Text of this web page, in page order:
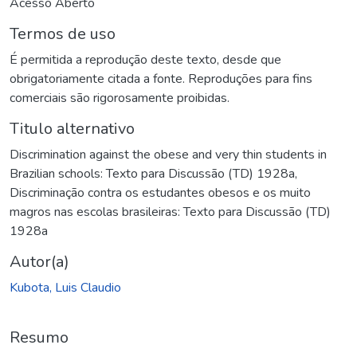
Termos de uso
É permitida a reprodução deste texto, desde que
obrigatoriamente citada a fonte. Reproduções para fins
comerciais são rigorosamente proibidas.
Titulo alternativo
Discrimination against the obese and very thin students in
Brazilian schools: Texto para Discussão (TD) 1928a,
Discriminação contra os estudantes obesos e os muito
magros nas escolas brasileiras: Texto para Discussão (TD)
1928a
Autor(a)
Kubota, Luis Claudio
Resumo